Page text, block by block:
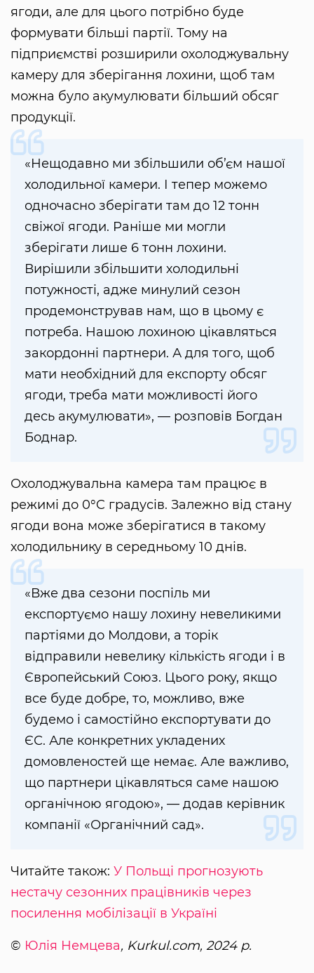
ягоди, але для цього потрібно буде
формувати більші партії. Тому на
підприємстві розширили охолоджувальну
камеру для зберігання лохини, щоб там
можна було акумулювати більший обсяг
продукції.
«Нещодавно ми збільшили об’єм нашої
холодильної камери. І тепер можемо
одночасно зберігати там до 12 тонн
свіжої ягоди. Раніше ми могли
зберігати лише 6 тонн лохини.
Вирішили збільшити холодильні
потужності, адже минулий сезон
продемонстрував нам, що в цьому є
потреба. Нашою лохиною цікавляться
закордонні партнери. А для того, щоб
мати необхідний для експорту обсяг
ягоди, треба мати можливості його
десь акумулювати», — розповів Богдан
Боднар.
Охолоджувальна камера там працює в
режимі до 0°C градусів. Залежно від стану
ягоди вона може зберігатися в такому
холодильнику в середньому 10 днів.
«Вже два сезони поспіль ми
експортуємо нашу лохину невеликими
партіями до Молдови, а торік
відправили невелику кількість ягоди і в
Європейський Союз. Цього року, якщо
все буде добре, то, можливо, вже
будемо і самостійно експортувати до
ЄС. Але конкретних укладених
домовленостей ще немає. Але важливо,
що партнери цікавляться саме нашою
органічною ягодою», — додав керівник
компанії «Органічний сад».
Читайте також: У Польщі прогнозують
нестачу сезонних працівників через
посилення мобілізації в Україні
© Юлія Немцева, Kurkul.com, 2024 р.